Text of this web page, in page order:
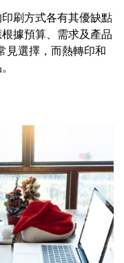
刷方式各有其優缺點
據預算、需求及產品
見選擇，而熱轉印和